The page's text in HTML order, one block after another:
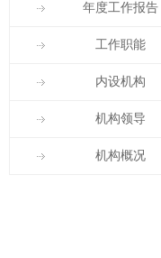
年度工作报告
工作职能
内设机构
机构领导
机构概况